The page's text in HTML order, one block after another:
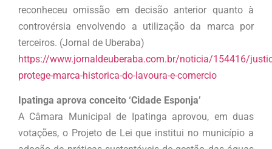
reconheceu omissão em decisão anterior quanto à
controvérsia envolvendo a utilização da marca por
terceiros. (Jornal de Uberaba)
https://www.jornaldeuberaba.com.br/noticia/154416/
protege-marca-historica-do-lavoura-e-comercio
Ipatinga aprova conceito ‘Cidade Esponja’
A Câmara Municipal de Ipatinga aprovou, em duas
votações, o Projeto de Lei que institui no município a